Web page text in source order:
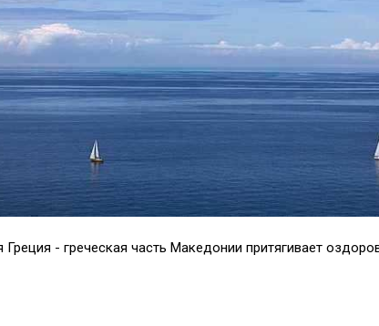
Греция - греческая часть Македонии притягивает